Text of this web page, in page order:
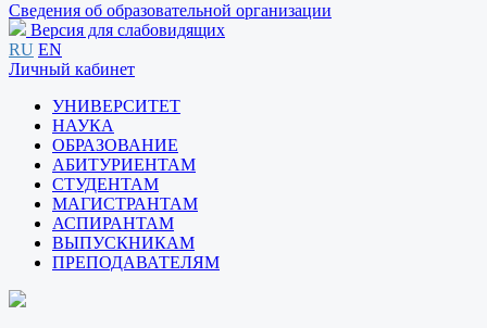
Сведения об образовательной организации
Версия для слабовидящих
RU EN
Личный кабинет
УНИВЕРСИТЕТ
НАУКА
ОБРАЗОВАНИЕ
АБИТУРИЕНТАМ
СТУДЕНТАМ
МАГИСТРАНТАМ
АСПИРАНТАМ
ВЫПУСКНИКАМ
ПРЕПОДАВАТЕЛЯМ